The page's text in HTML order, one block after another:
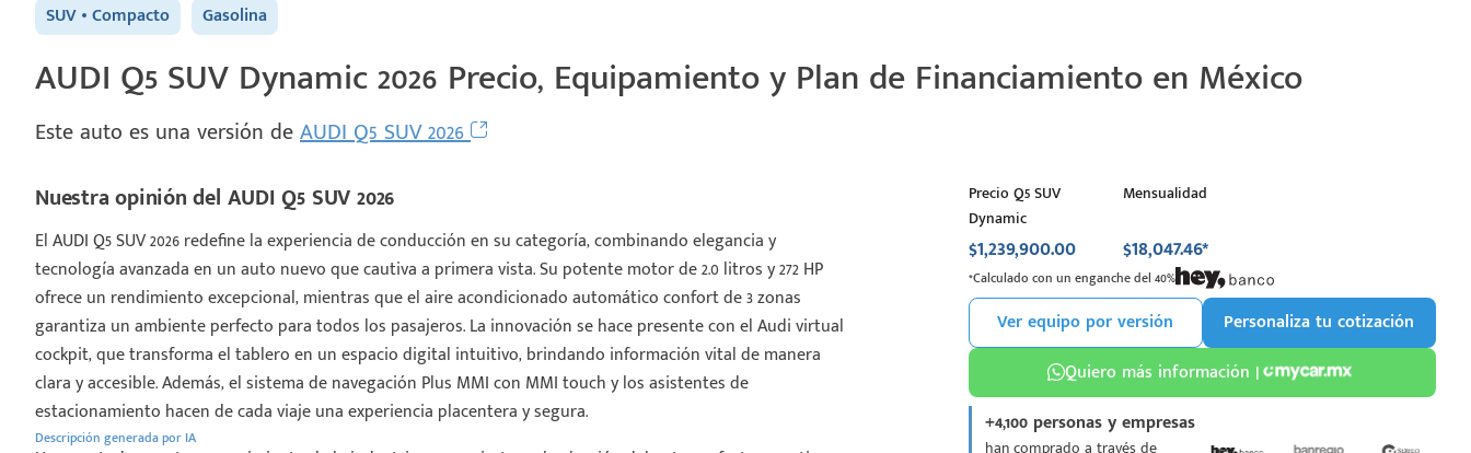
SUV Compacto Gasolina
AUDI Q5 SUV Dynamic 2026 Precio, Equipamiento y Plan de Financiamiento en México
Este auto es una versión deAUDI Q5 SUV 2026
Nuestra opinión del AUDI Q5 SUV 2026
El AUDI Q5 SUV 2026 redefine la experiencia de conducción en su categoría, combinando elegancia y
tecnología avanzada en un auto nuevo que cautiva a primera vista. Su potente motor de 2.0 litros y 272 HP
ofrece un rendimiento excepcional, mientras que el aire acondicionado automático confort de 3 zonas
garantiza un ambiente perfecto para todos los pasajeros. La innovación se hace presente con el Audi virtual
cockpit, que transforma el tablero en un espacio digital intuitivo, brindando información vital de manera
clara y accesible. Además, el sistema de navegación Plus MMI con MMI touch y los asistentes de
estacionamiento hacen de cada viaje una experiencia placentera y segura.
Descripción generada por IA
Precio Q5 SUV
Dynamic
$1,239,900.00
Mensualidad
$18,047.46*
*Calculado con un enganche del 40%
Ver equipo por versión
Personaliza tu cotización
Quiero más información |
+4,100 personas y empresas
han comprado a través de